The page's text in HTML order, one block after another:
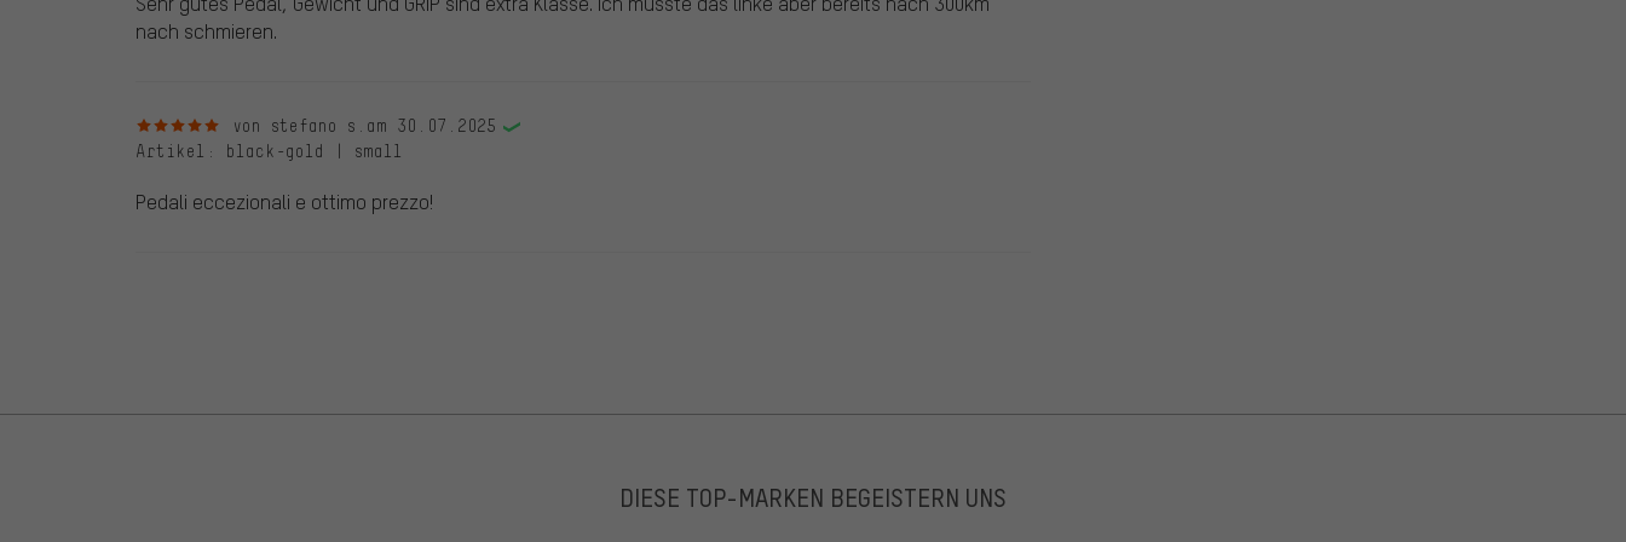
nach schmieren.
5 von 5 Sternenvon stefano s. am 30.07.2025
Artikel : black-gold | small
Pedali eccezionali e ottimo prezzo!
DIESE TOP-MARKEN BEGEISTERN UNS